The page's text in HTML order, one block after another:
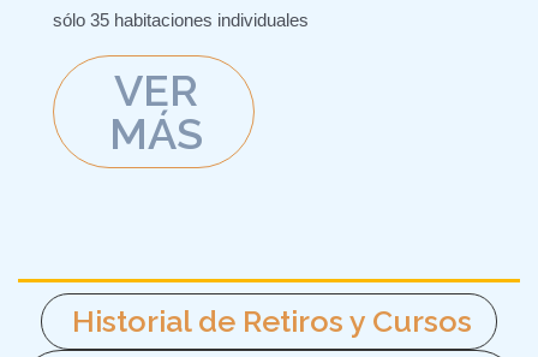
sólo 35 habitaciones individuales
VER
MÁS
Historial de Retiros y Cursos